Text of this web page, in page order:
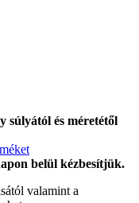
súlyától és méretétől
belül kézbesítjük.
valamint a